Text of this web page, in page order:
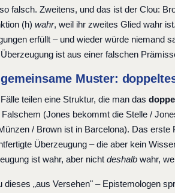
falsch. Zweitens, und das ist der Clou:
(h) wahr, weil ihr zweites Glied wahr
erfüllt – und wieder würde niemand
ist aus einer falschen
Muster:
teilen eine Struktur, die man das
(Jones bekommt die Stelle /
/ Brown ist in Barcelona). Das
Überzeugung – die aber kein
ist wahr, aber nicht deshalb wahr,
dieses „aus Versehen" – Epistemologen